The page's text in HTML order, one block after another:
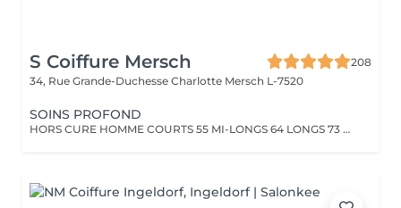
S Coiffure Mersch
208
34, Rue Grande-Duchesse Charlotte Mersch L-7520
SOINS PROFOND
HORS CURE HOMME COURTS 55 MI-LONGS 64 LONGS 73 HORS CURE FEMME COURTS 82 MI- LONGS94 LONGS 106